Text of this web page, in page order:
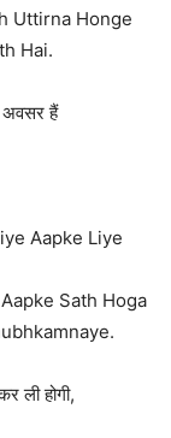
Uttirna Honge
Hai.
अवसर हैं
Aapke Liye
Sath Hoga
ली होगी,